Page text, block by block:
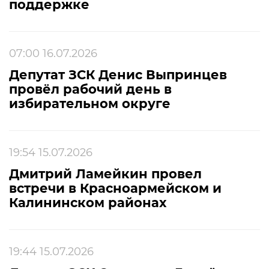
поддержке
07:00 16.07.2026
Депутат ЗСК Денис Выпринцев
провёл рабочий день в
избирательном округе
19:54 15.07.2026
Дмитрий Ламейкин провел
встречи в Красноармейском и
Калининском районах
19:44 15.07.2026